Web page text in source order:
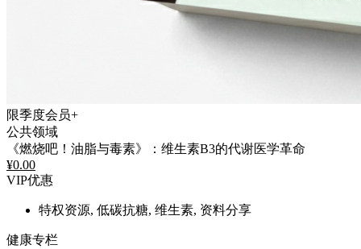
限季度会员+
公共领域
《燃烧吧！油脂与毒素》：维生素B3的代谢医学革命
¥0.00
VIP优惠
特权资源, 低碳抗糖, 维生素, 资料分享
健康专栏